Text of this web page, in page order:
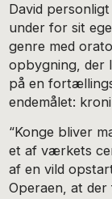
David
under for sit
genre med
opbygning, der
på en
endemålet:
“Konge bliver
et af værkets
af en vild
Operaen, at